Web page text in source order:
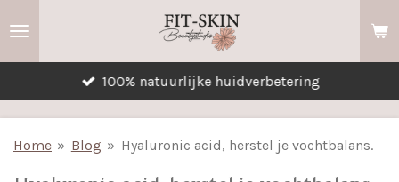
hoofdinhoud
100% natuurlijke huidverbetering
Home » Blog » Hyaluronic acid, herstel je vochtbalans.